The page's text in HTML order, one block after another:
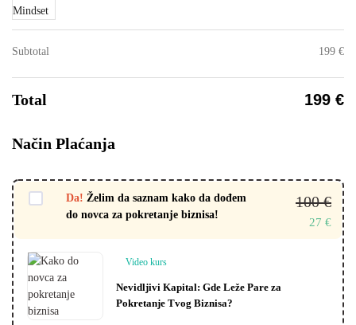
Subtotal 199 €
Total 199 €
Način Plaćanja
Da! Želim da saznam kako da dođem
do novca za pokretanje biznisa!
100€
27 €
Video kurs
Nevidljivi Kapital: Gde Leže Pare za
Pokretanje Tvog Biznisa?